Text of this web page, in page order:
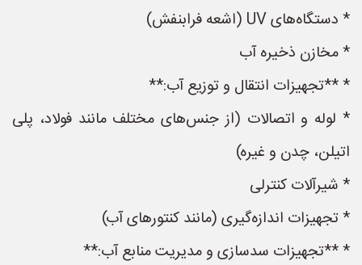
* دستگاه‌های UV (اشعه فرابنفش)
* مخازن ذخیره آب
* **تجهیزات انتقال و توزیع آب:**
* لوله و اتصالات (از جنس‌های مختلف مانند فولاد، پلی
اتیلن، چدن و غیره)
* شیرآلات کنترلی
* تجهیزات اندازه‌گیری (مانند کنتورهای آب)
* **تجهیزات سدسازی و مدیریت منابع آب:**